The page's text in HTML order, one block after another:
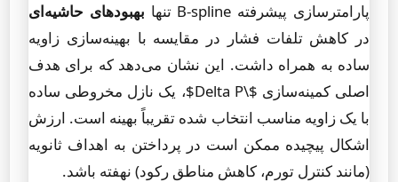
پارامترسازی پیشرفته B-spline تنها
بهبودهای حاشیه‌ای
در کاهش تلفات فشار در مقایسه با بهینه‌سازی زاویه
ساده به همراه داشت. این نشان می‌دهد که برای هدف
اصلی کمینه‌سازی $\Delta P$، یک نازل مخروطی ساده
با یک زاویه مناسب انتخاب شده تقریباً بهینه است. ارزش
اشکال پیچیده ممکن است در پرداختن به اهداف ثانویه
(مانند کنترل تورم، کاهش مناطق رکود) نهفته باشد.